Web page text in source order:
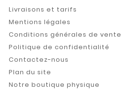
Livraisons et tarifs
Mentions légales
Conditions générales de vente
Politique de confidentialité
Contactez-nous
Plan du site
Notre boutique physique